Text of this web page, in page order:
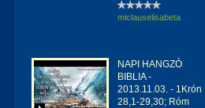
miclauselisabeta
NAPI HANGZÓ
BIBLIA -
2013.11.03. - 1Krón
28,1-29,30; Róm